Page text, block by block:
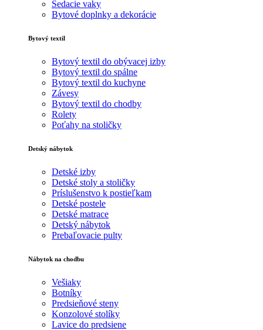
Sedacie vaky
Bytové doplnky a dekorácie
Bytový textil
Bytový textil do obývacej izby
Bytový textil do spálne
Bytový textil do kuchyne
Závesy
Bytový textil do chodby
Rolety
Poťahy na stoličky
Detský nábytok
Detské izby
Detské stoly a stoličky
Príslušenstvo k postieľkam
Detské postele
Detské matrace
Detský nábytok
Prebaľovacie pulty
Nábytok na chodbu
Vešiaky
Botníky
Predsieňové steny
Konzolové stolíky
Lavice do predsiene